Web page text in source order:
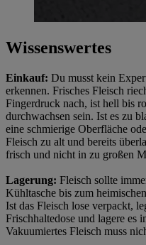
Wissenswertes
Einkauf: Du musst kein
erkennen. Frisches Fleisch
Fingerdruck nach, ist hell bis
durchwachsen sein. Ist es zu
eine schmierige Oberfläche
Fleisch zu alt und bereits
frisch und nicht in zu großen
Lagerung: Fleisch sollte
Kühltasche bis zum
Ist das Fleisch lose verpackt,
Frischhaltedose und lagere es
Vakuumiertes Fleisch muss